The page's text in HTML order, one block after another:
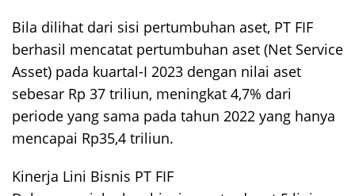
Bila dilihat dari sisi pertumbuhan aset, PT FIF
berhasil mencatat pertumbuhan aset (Net Service
Asset) pada kuartal-I 2023 dengan nilai aset
sebesar Rp 37 triliun, meningkat 4,7% dari
periode yang sama pada tahun 2022 yang hanya
mencapai Rp35,4 triliun.
Kinerja Lini Bisnis PT FIF